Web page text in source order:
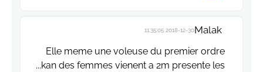
Malak
2018-12-30 11:35:05
Elle meme une voleuse du premier ordre
...kan des femmes vienent a 2m presente les